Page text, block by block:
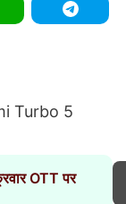
Turbo 5
OTT पर